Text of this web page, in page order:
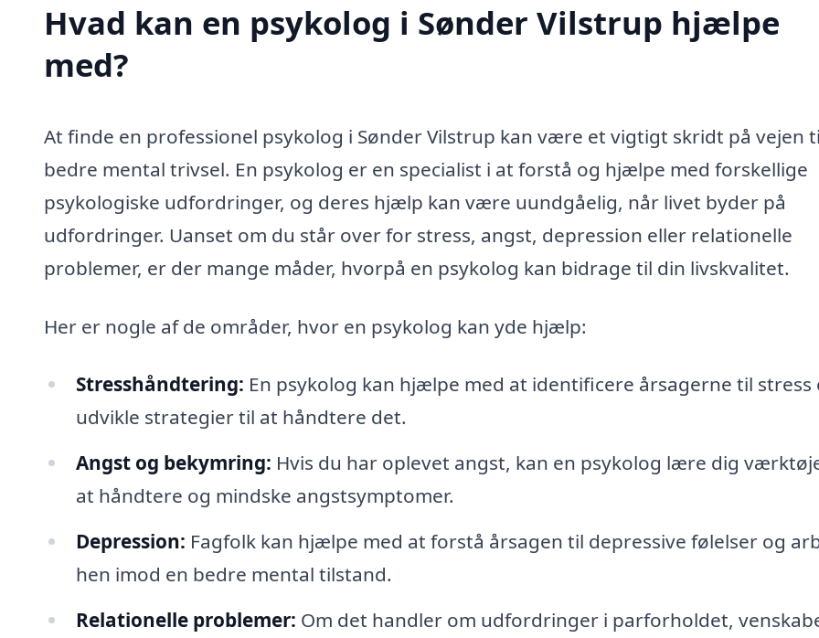
Hvad kan en psykolog i Sønder Vilstrup hjælpe
med?
At finde en professionel psykolog i Sønder Vilstrup kan være et vigtigt skridt på vejen
bedre mental trivsel. En psykolog er en specialist i at forstå og hjælpe med forskellige
psykologiske udfordringer, og deres hjælp kan være uundgåelig, når livet byder på
udfordringer. Uanset om du står over for stress, angst, depression eller relationelle
problemer, er der mange måder, hvorpå en psykolog kan bidrage til din livskvalitet.
Her er nogle af de områder, hvor en psykolog kan yde hjælp:
Stresshåndtering: En psykolog kan hjælpe med at identificere årsagerne til stress
udvikle strategier til at håndtere det.
Angst og bekymring: Hvis du har oplevet angst, kan en psykolog lære dig
at håndtere og mindske angstsymptomer.
Depression: Fagfolk kan hjælpe med at forstå årsagen til depressive følelser og
hen imod en bedre mental tilstand.
Relationelle problemer: Om det handler om udfordringer i parforholdet,